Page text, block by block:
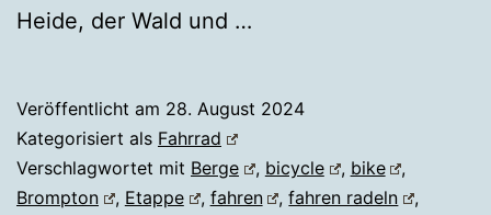
Heide, der Wald und …
Veröffentlicht am 28. August 2024
Kategorisiert als Fahrrad
Verschlagwortet mit Berge , bicycle , bike
,
Brompton
, Etappe , fahren ,fahren radeln
,